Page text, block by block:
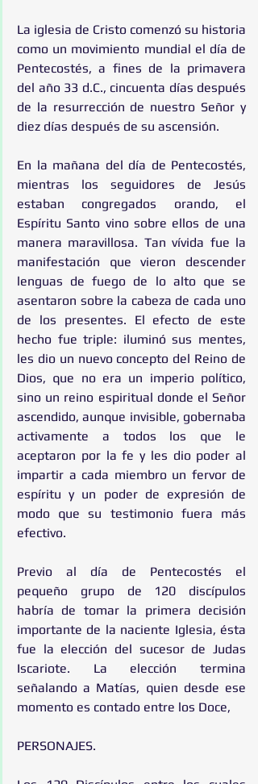
La iglesia de Cristo comenzó su historia
como un movimiento mundial el día de
Pentecostés, a fines de la primavera
del año 33 d.C., cincuenta días después
de la resurrección de nuestro Señor y
diez días después de su ascensión.
En la mañana del día de Pentecostés,
mientras los seguidores de Jesús
estaban congregados orando, el
Espíritu Santo vino sobre ellos de una
manera maravillosa. Tan vívida fue la
manifestación que vieron descender
lenguas de fuego de lo alto que se
asentaron sobre la cabeza de cada uno
de los presentes. El efecto de este
hecho fue triple: iluminó sus mentes,
les dio un nuevo concepto del Reino de
Dios, que no era un imperio político,
sino un reino espiritual donde el Señor
ascendido, aunque invisible, gobernaba
activamente a todos los que le
aceptaron por la fe y les dio poder al
impartir a cada miembro un fervor de
espíritu y un poder de expresión de
modo que su testimonio fuera más
efectivo.
Previo al día de Pentecostés el
pequeño grupo de 120 discípulos
habría de tomar la primera decisión
importante de la naciente Iglesia, ésta
fue la elección del sucesor de Judas
Iscariote. La elección termina
señalando a Matías, quien desde ese
momento es contado entre los Doce,
PERSONAJES.